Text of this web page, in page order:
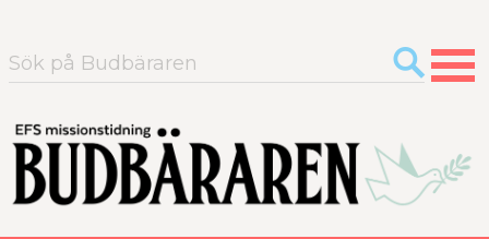
Sök
efter: